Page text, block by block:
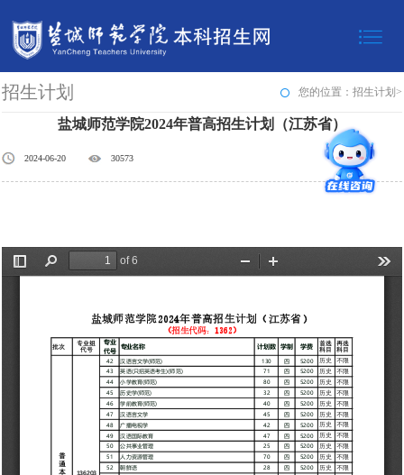
招生计划 您的位置：招生计划>
盐城师范学院2024年普高招生计划（江苏省）
2024-06-20 30573